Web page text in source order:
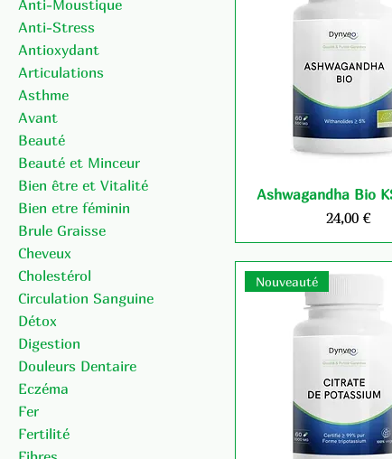
Anti-Moustique
Anti-Stress
Antioxydant
Articulations
Asthme
Avant
Beauté
Beauté et Minceur
Bien être et Vitalité
Bien etre féminin
Brule Graisse
Cheveux
Cholestérol
Circulation Sanguine
Détox
Digestion
Douleurs Dentaire
Eczéma
Fer
Fertilité
Ashwagandha Bio
Prix
24,00 €
Nouveauté